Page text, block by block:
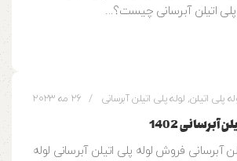
پلی اتیلن آبرسانی چیست؟...
پلی اتیلن, لوله پلی اتیلن آبرسانی 26 مه 2023
1402
آبرسانی فروش لوله پلی اتیلن آبرسانی لوله